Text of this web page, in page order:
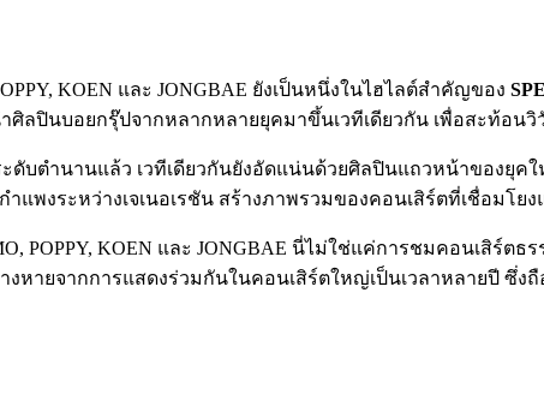
KOEN และ JONGBAE ยังเป็นหนึ่งในไฮไลต์สำคัญของ
ศิลปินบอยกรุ๊ปจากหลากหลายยุคมาขึ้นเวทีเดียวกัน เพื่อสะท้อนวิ
บตำนานแล้ว เวทีเดียวกันยังอัดแน่นด้วยศิลปินแถวหน้าของยุคใ
แพงระหว่างเจเนอเรชัน สร้างภาพรวมของคอนเสิร์ตที่เชื่อมโย
POPPY, KOEN และ JONGBAE นี่ไม่ใช่แค่การชมคอนเสิ
งหายจากการแสดงร่วมกันในคอนเสิร์ตใหญ่เป็นเวลาหลายปี ซึ่